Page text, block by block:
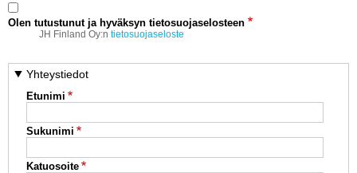
MEDIATIEDOT
YHTEYSTIEDOT
Olen tutustunut ja hyväksyn tietosuojaselosteen
JH Finland Oy:ntietosuojaseloste
Yhteystiedot
Etunimi
Sukunimi
Katuosoite